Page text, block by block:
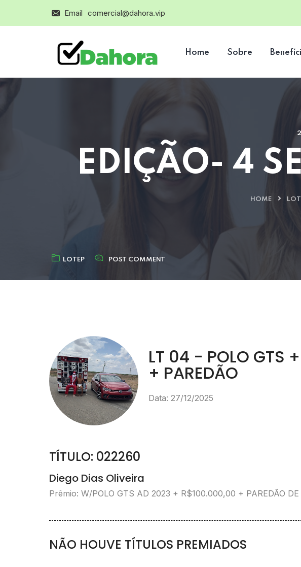
Email comercial@dahora.vip
Home Sobre
EDIÇÃO- 4
HOME
LOTEP POST COMMENT
LT 04 - POLO GTS
+ PAREDÃO
Data: 27/12/2025
TÍTULO: 022260
Diego Dias Oliveira
Prêmio: W/POLO GTS AD 2023 + R$100.000,00 + PAREDÃO DE
NÃO HOUVE TÍTULOS PREMIADOS